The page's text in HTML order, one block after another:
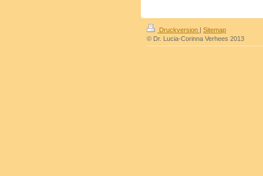
Druckversion | Sitemap
© Dr. Lucia-Corinna Verhees 2013